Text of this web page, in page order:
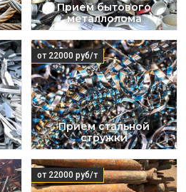
Прием бытового
металлолома
Прием стальной
стружки
от 22000 руб/т
от 22000 руб/т